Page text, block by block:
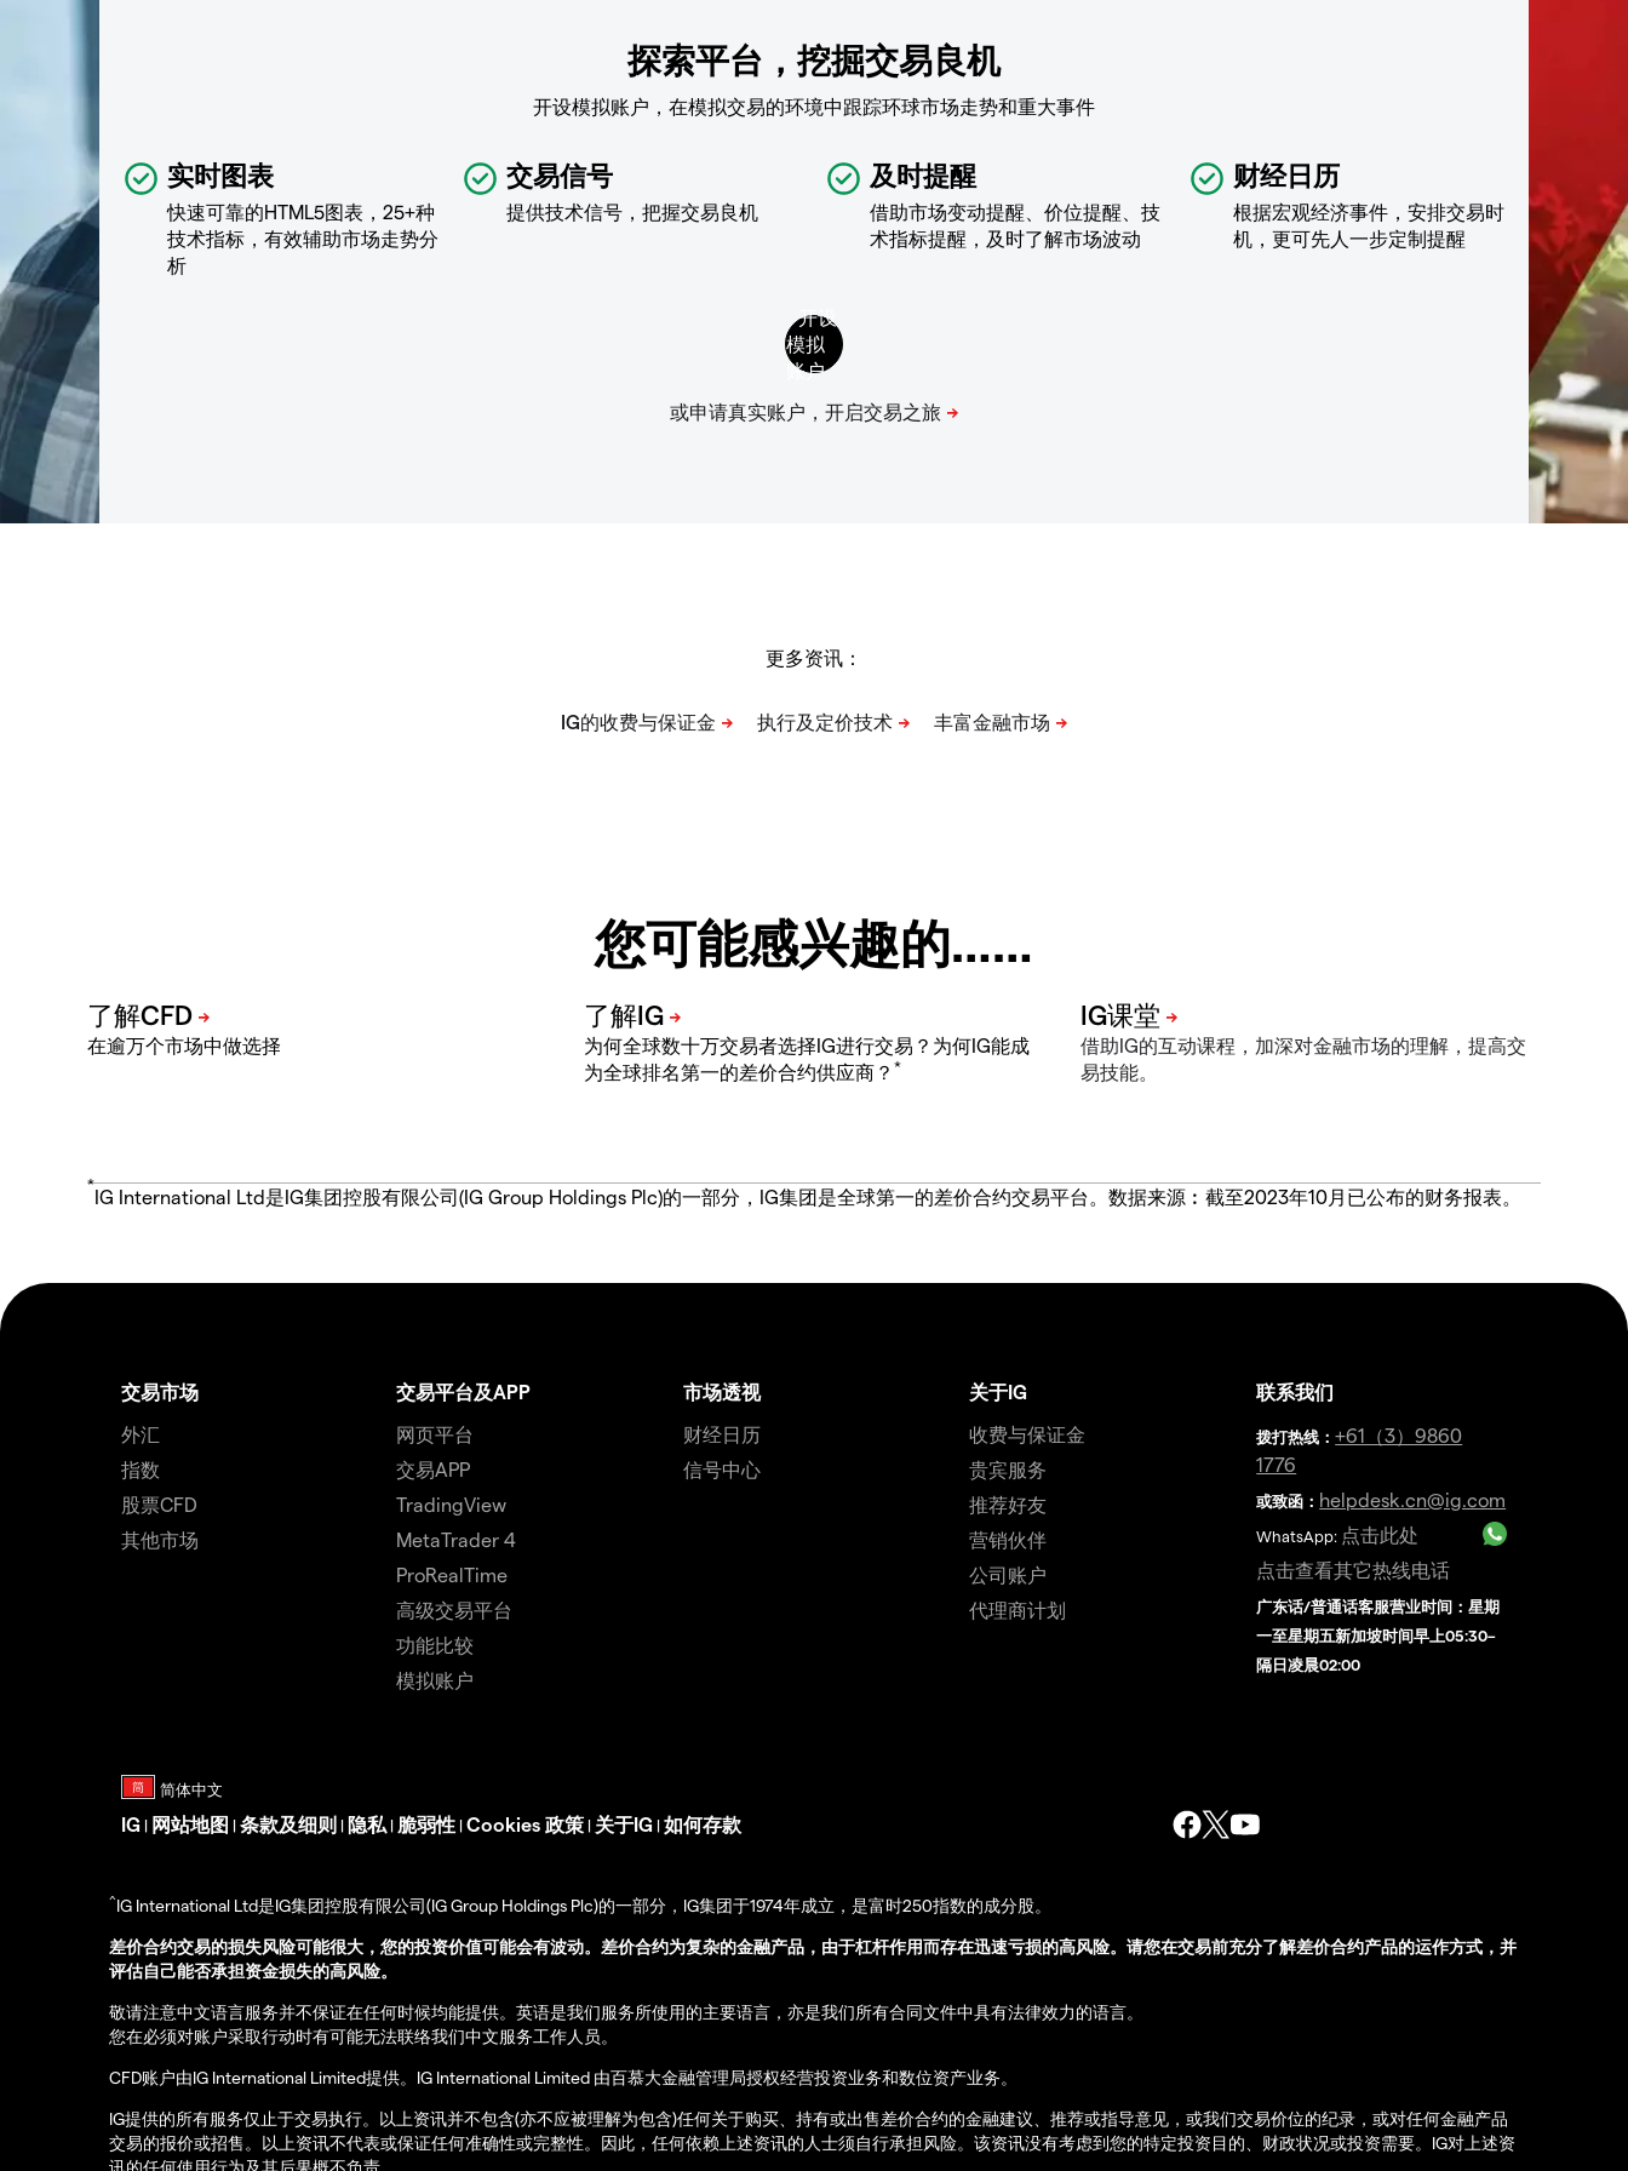
探索平台，挖掘交易良机
开设模拟账户，在模拟交易的环境中跟踪环球市场走势和重大事件
实时图表
快速可靠的HTML5图表，25+种
技术指标，有效辅助市场走势分
析
交易信号
提供技术信号，把握交易良机
及时提醒
借助市场变动提醒、价位提醒、技
术指标提醒，及时了解市场波动
财经日历
根据宏观经济事件，安排交易时
机，更可先人一步定制提醒
更多资讯：
您可能感兴趣的……
在逾万个市场中做选择
为何全球数十万交易者选择IG进行交易？为何IG能成
为全球排名第一的差价合约供应商？ *
借助IG的互动课程，加深对金融市场的理解，提高交
易技能。
*
IG International Ltd是IG集团控股有限公司(IG Group Holdings Plc)的一部分，IG集团是全球第一的差价合约交易平台。数据来源︰截至2023年10月已公布的财务报表。
交易市场
外汇
指数
股票CFD
其他市场
交易平台及APP
网页平台
交易APP
TradingView
MetaTrader 4
ProRealTime
高级交易平台
功能比较
模拟账户
市场透视
财经日历
信号中心
关于IG
收费与保证金
贵宾服务
推荐好友
营销伙伴
公司账户
代理商计划
联系我们
拨打热线 ：+61（3）9860
1776
或致函： helpdesk.cn@ig.com
WhatsApp: 点击此处
点击查看其它热线电话
广东话/普通话客服营业时间：星期
一至星期五新加坡时间早上05:30–
隔日凌晨02:00
IG | 网站地图 | 条款及细则 | 隐私 | 脆弱性 | Cookies 政策 | 关于IG | 如何存款
^IG International Ltd是IG集团控股有限公司(IG Group Holdings Plc)的一部分，IG集团于1974年成立，是富时250指数的成分股。
差价合约交易的损失风险可能很大，您的投资价值可能会有波动。差价合约为复杂的金融产品，由于杠杆作用而存在迅速亏损的高风险。请您在交易前充分了解差价合约产品的运作方式，并
评估自己能否承担资金损失的高风险。
敬请注意中文语言服务并不保证在任何时候均能提供。英语是我们服务所使用的主要语言，亦是我们所有合同文件中具有法律效力的语言。
您在必须对账户采取行动时有可能无法联络我们中文服务工作人员。
CFD账户由IG International Limited提供。IG International Limited 由百慕大金融管理局授权经营投资业务和数位资产业务。
IG提供的所有服务仅止于交易执行。以上资讯并不包含(亦不应被理解为包含)任何关于购买、持有或出售差价合约的金融建议、推荐或指导意见，或我们交易价位的纪录，或对任何金融产品
交易的报价或招售。以上资讯不代表或保证任何准确性或完整性。因此，任何依赖上述资讯的人士须自行承担风险。该资讯没有考虑到您的特定投资目的、财政状况或投资需要。IG对上述资